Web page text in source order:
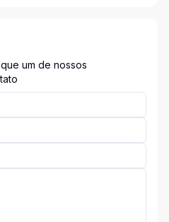
um de nossos